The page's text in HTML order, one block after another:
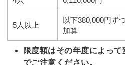
5人以上
以下380,000円ず
加算
限度額はその年度によっ
でご注意ください。